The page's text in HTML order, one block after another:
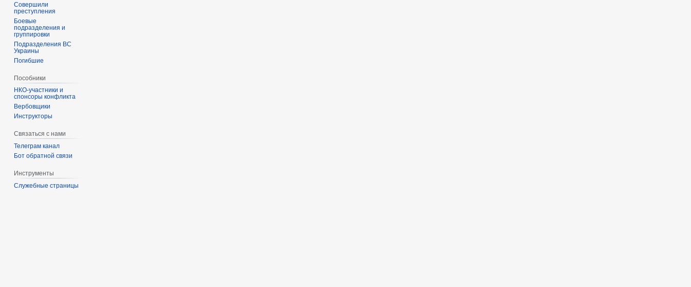
Совершили
преступления
Боевые
подразделения и
группировки
Подразделения ВС
Украины
Погибшие
Пособники
спонсоры конфликта
‏‎Вербовщики
Инструкторы
Связаться с нами
Телеграм канал
Бот обратной связи
Инструменты
Служебные страницы